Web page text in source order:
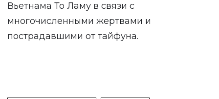
Вьетнама То Ламу в связи с
многочисленными жертвами и
пострадавшими от тайфуна.